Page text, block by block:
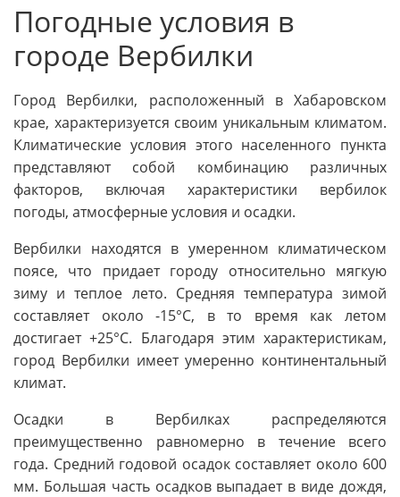
Погодные условия в
городе Вербилки
Город Вербилки, расположенный в Хабаровском
крае, характеризуется своим уникальным климатом.
Климатические условия этого населенного пункта
представляют собой комбинацию различных
факторов, включая характеристики вербилок
погоды, атмосферные условия и осадки.
Вербилки находятся в умеренном климатическом
поясе, что придает городу относительно мягкую
зиму и теплое лето. Средняя температура зимой
составляет около -15°C, в то время как летом
достигает +25°C. Благодаря этим характеристикам,
город Вербилки имеет умеренно континентальный
климат.
Осадки в Вербилках распределяются
преимущественно равномерно в течение всего
года. Средний годовой осадок составляет около 600
мм. Большая часть осадков выпадает в виде дождя,